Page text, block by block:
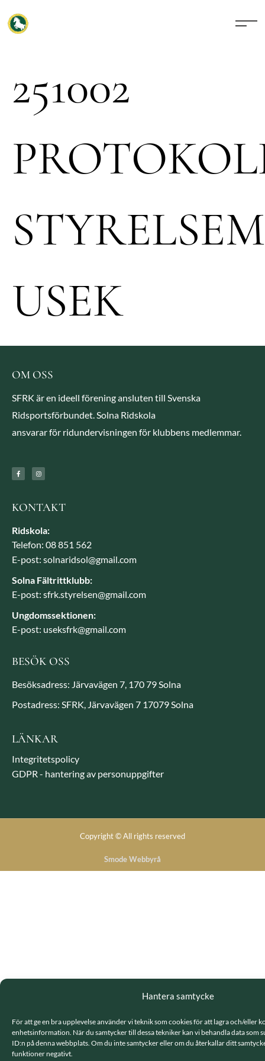
Hantera samtycke
För att ge en bra upplevelse använder vi teknik som cookies för att lagra och/eller
enhetsinformation. När du samtycker till dessa tekniker kan vi behandla data som
ID:n på denna webbplats. Om du inte samtycker eller om du återkallar ditt
funktioner negativt.
251002
USEK
OM OSS
SFRK är en ideell förening ansluten till Svenska
Ridsportsförbundet. Solna Ridskola
ansvarar för ridundervisningen för klubbens medlemmar.
KONTAKT
Ridskola:
Telefon: 08 851 562
E-post: solnaridsol@gmail.com
Solna Fältrittklubb:
E-post: sfrk.styrelsen@gmail.com
Ungdomssektionen:
E-post: useksfrk@gmail.com
BESÖK OSS
Besöksadress: Järvavägen 7, 170 79 Solna
Postadress: SFRK, Järvavägen 7 17079 Solna
LÄNKAR
Integritetspolicy
GDPR - hantering av personuppgifter
Copyright © All rights reserved
Smode Webbyrå